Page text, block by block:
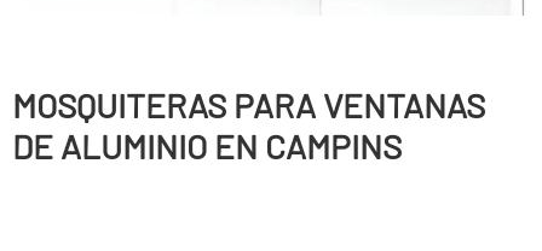
MOSQUITERAS PARA VENTANAS
DE ALUMINIO EN CAMPINS